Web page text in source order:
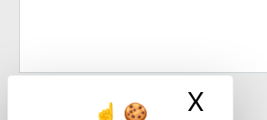
X
Combien font huit plus deux